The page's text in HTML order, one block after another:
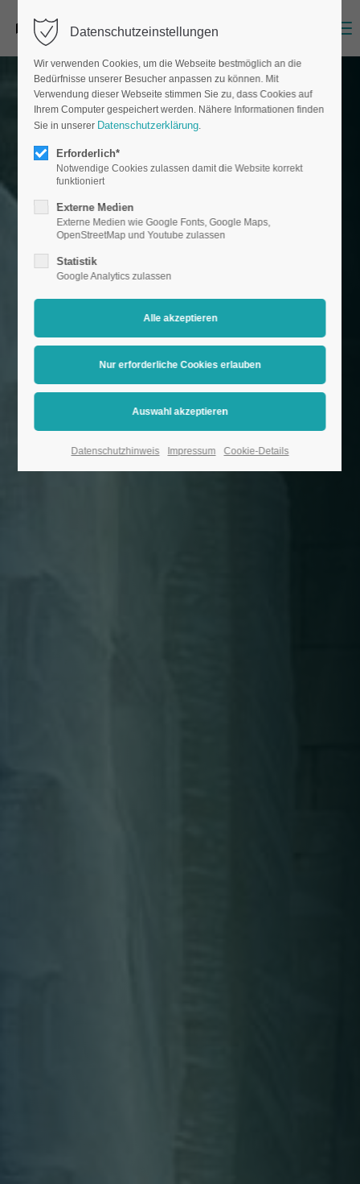
Datenschutzeinstellungen
Wir verwenden Cookies, um die Webseite bestmöglich an die
Bedürfnisse unserer Besucher anpassen zu können. Mit
Verwendung dieser Webseite stimmen Sie zu, dass Cookies auf
Ihrem Computer gespeichert werden. Nähere Informationen finden
Sie in unserer Datenschutzerklärung.
Erforderlich*
Notwendige Cookies zulassen damit die Website korrekt
funktioniert
Externe Medien
Externe Medien wie Google Fonts, Google Maps,
OpenStreetMap und Youtube zulassen
Statistik
Google Analytics zulassen
Datenschutzhinweis Impressum Cookie-Details